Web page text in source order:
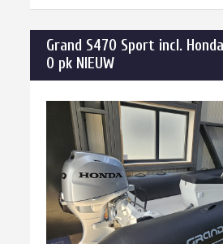
Grand S470 Sport incl.
0 pk NIEUW